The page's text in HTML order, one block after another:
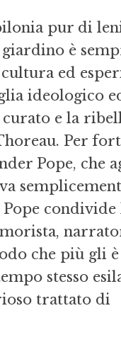
pur di
è
ed
ideologico
e la
Per
Pope, che
che più gli è
stesso
trattato di